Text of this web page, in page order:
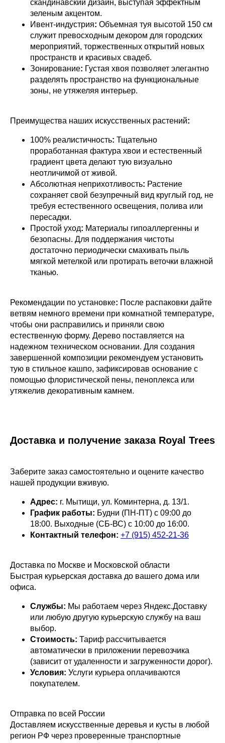
скандинавский дизайн, выступая эффектным
зеленым акцентом.
Ивент-индустрия: Объемная туя высотой 150 см
служит превосходным декором для городских
мероприятий, торжественных открытий новых
пространств и красивых свадеб.
Зонирование: Густая хвоя позволяет элегантно
разделять пространство на функциональные
зоны, не утяжеляя интерьер.
Преимущества наших искусственных растений:
100% реалистичность: Тщательно
проработанная фактура хвои и естественный
градиент цвета делают тую визуально
неотличимой от живой.
Абсолютная неприхотливость: Растение
сохраняет свой безупречный вид круглый год, не
требуя естественного освещения, полива или
пересадки.
Простой уход: Материалы гипоаллергенны и
безопасны. Для поддержания чистоты
достаточно периодически смахивать пыль
мягкой метелкой или протирать веточки влажной
тканью.
Рекомендации по установке: После распаковки дайте
ветвям немного времени при комнатной температуре,
чтобы они расправились и приняли свою
естественную форму. Дерево поставляется на
надежном техническом основании. Для создания
завершенной композиции рекомендуем установить
тую в стильное кашпо, зафиксировав основание с
помощью флористической пены, пеноплекса или
утяжелив декоративным камнем.
Доставка и получение заказа Royal Trees
Заберите заказ самостоятельно и оцените качество
нашей продукции вживую.
Адрес: г. Мытищи, ул. Коминтерна, д. 13/1.
График работы: Будни (ПН-ПТ) с 09:00 до
18:00. Выходные (СБ-ВС) с 10:00 до 16:00.
Контактный телефон: +7 (915) 452-21-36
Доставка по Москве и Московской области
Быстрая курьерская доставка до вашего дома или
офиса.
Службы: Мы работаем через Яндекс.Доставку
или любую другую курьерскую службу на ваш
выбор.
Стоимость: Тариф рассчитывается
автоматически в приложении перевозчика
(зависит от удаленности и загруженности дорог).
Условия: Услуги курьера оплачиваются
покупателем.
Отправка по всей России
Доставляем искусственные деревья и кусты в любой
регион РФ через проверенные транспортные